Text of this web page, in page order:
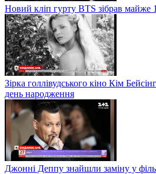
Новий кліп гурту BTS зібрав майже
Зірка голлівудського кіно Кім
день народження
Джонні Деппу знайшли заміну у